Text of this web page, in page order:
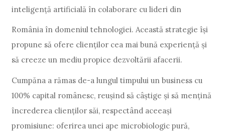
inteligență artificială în colaborare cu lideri din
România în domeniul tehnologiei. Această strategie își
propune să ofere clienților cea mai bună experiență și
să creeze un mediu propice dezvoltării afacerii.
Cumpăna a rămas de-a lungul timpului un business cu
100% capital românesc, reușind să câștige și să mențină
încrederea clienților săi, respectând aceeași
promisiune: oferirea unei ape microbiologic pură,